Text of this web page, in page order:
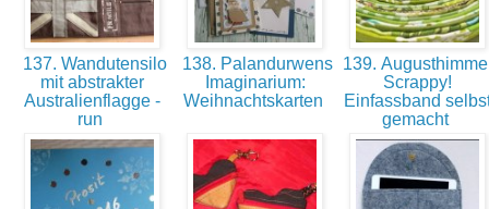
137. Wandutensilo
mit abstrakter
Australienflagge -
run
138. Palandurwens
Imaginarium:
Weihnachtskarten
139.
Scrappy!
Einfassband
gemacht